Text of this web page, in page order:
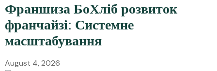
Франшиза БоХліб розвиток
франчайзі: Системне
масштабування
August 4, 2026